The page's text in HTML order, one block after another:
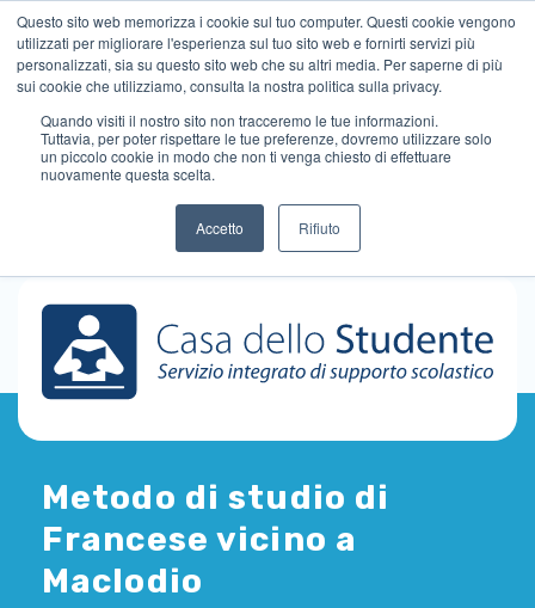
Questo sito web memorizza i cookie sul tuo computer. Questi cookie vengono
utilizzati per migliorare l'esperienza sul tuo sito web e fornirti servizi più
personalizzati, sia su questo sito web che su altri media. Per saperne di più
sui cookie che utilizziamo, consulta la nostra politica sulla privacy.
Quando visiti il ​​nostro sito non tracceremo le tue informazioni.
Tuttavia, per poter rispettare le tue preferenze, dovremo utilizzare solo
un piccolo cookie in modo che non ti venga chiesto di effettuare
nuovamente questa scelta.
Accetto Rifiuto
Metodo di studio di
Francese vicino a
Maclodio